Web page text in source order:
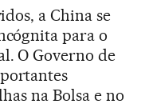
a China se
para o
O Governo de
na Bolsa e no